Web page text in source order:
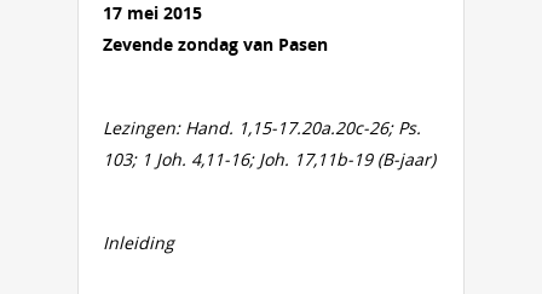
17 mei 2015
Zevende zondag van Pasen
Lezingen: Hand. 1,15-17.20a.20c-26; Ps.
103; 1 Joh. 4,11-16; Joh. 17,11b-19 (B-jaar)
Inleiding